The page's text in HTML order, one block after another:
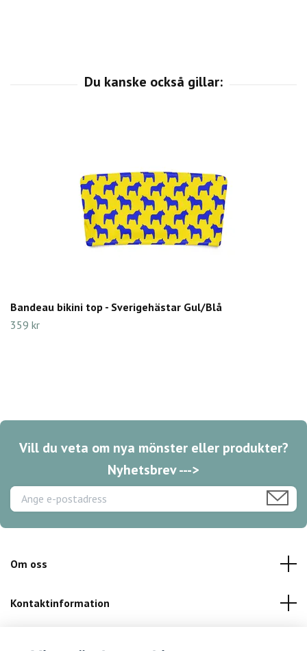
Bandeau bikini top - Sverigehästar Gul/Blå
359 kr
Vill du veta om nya mönster eller produkter?
Nyhetsbrev --->
Om oss
Kontaktinformation